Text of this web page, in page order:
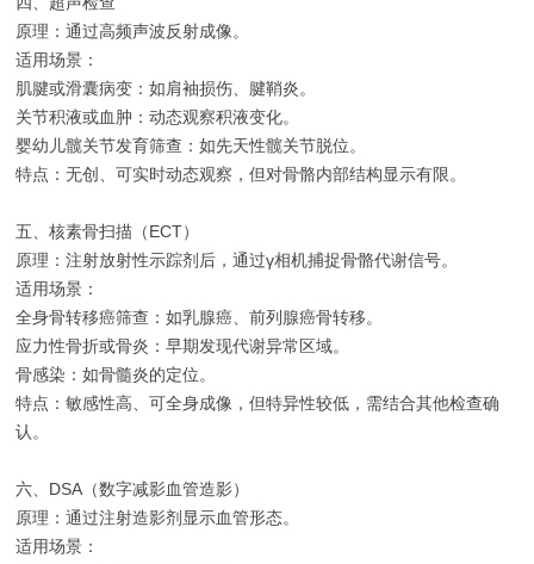
原理：通过高频声波反射成像。
适用场景：
肌腱或滑囊病变：如肩袖损伤、腱鞘炎。
关节积液或血肿：动态观察积液变化。
婴幼儿髋关节发育筛查：如先天性髋关节脱位。
特点：无创、可实时动态观察，但对骨骼内部结构显示有限。
五、核素骨扫描（ECT）
原理：注射放射性示踪剂后，通过γ相机捕捉骨骼代谢信号。
适用场景：
全身骨转移癌筛查：如乳腺癌、前列腺癌骨转移。
应力性骨折或骨炎：早期发现代谢异常区域。
骨感染：如骨髓炎的定位。
特点：敏感性高、可全身成像，但特异性较低，需结合其他检查确
认。
六、DSA（数字减影血管造影）
原理：通过注射造影剂显示血管形态。
适用场景：